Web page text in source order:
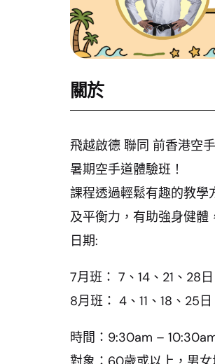
關於
飛越啟德 聯同 前香港空
暑期空手道體驗班！
課程透過輕鬆有趣的教學
及平衡力，有助強身健體
日期:
7月班： 7、14、21、28
8月班： 4、11、18、25
時間：9:30am –